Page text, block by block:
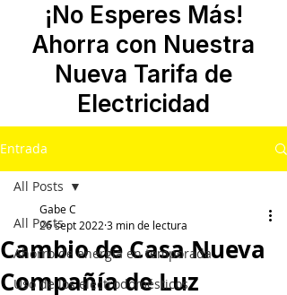
¡No Esperes Más!
Ahorra con Nuestra
Nueva Tarifa de
Electricidad
Entrada
All Posts
Ahorro de energía en temporada
Uso de los electrodomésticos
All Posts
Cambio de Casa Nueva
Compañía de Luz
Gabe C
26 sept 2022 3 min de lectura